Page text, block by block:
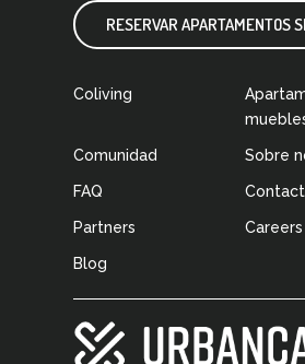
RESERVAR APARTAMENTOS
Coliving
Comunidad Sobre
FAQ
Partners Careers
Blog